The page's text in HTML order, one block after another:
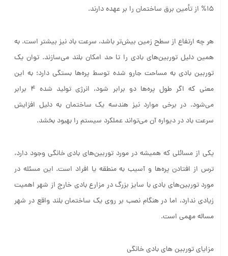
۱۵% از تأمین برق ساختمان را بر عهده دارند.
هر چه ارتفاع از سطح زمین بیش‌تر باشد، سرعت باد نیز بیشتر است. به
همین دلیل توربین‌های بادی را تا حد امکان بلند می‌سازند. توان یک
توربین بادی به مساحت جارو شده توسط پره‌ها بستگی دارد؛ به این
معنی که اگر طول پره‌ها دو برابر شود، انرژی تولید شده ۴ برابر
می‌شود. در برخی موارد نیز هندسه یک ساختمان به دلیل افزایش
سرعت باد در دیواره آن می‌تواند عملکرد سیستم را بهبود بخشد.
یکی از مسائلی که همیشه در مورد توربین‌های بادی خانگی وجود دارد،
ترس از افتادن پره‌ها و آسیب به منطقه یا افراد است. این مسئله در
مورد توربین‌های بادی با سایز بزرگ در مزارع بادی خارج از شهر اهمیت
زیادی ندارد، اما در هنگام نصب بر روی یک ساختمان بلند واقع در شهر
مساله مهمی است.
مزایای توربین های بادی خانگی